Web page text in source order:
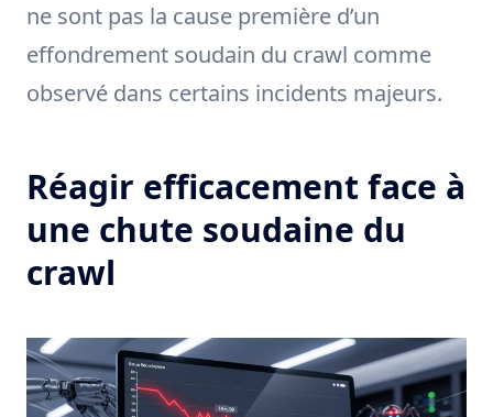
ne sont pas la cause première d’un
effondrement soudain du crawl comme
observé dans certains incidents majeurs.
Réagir efficacement face à
une chute soudaine du
crawl